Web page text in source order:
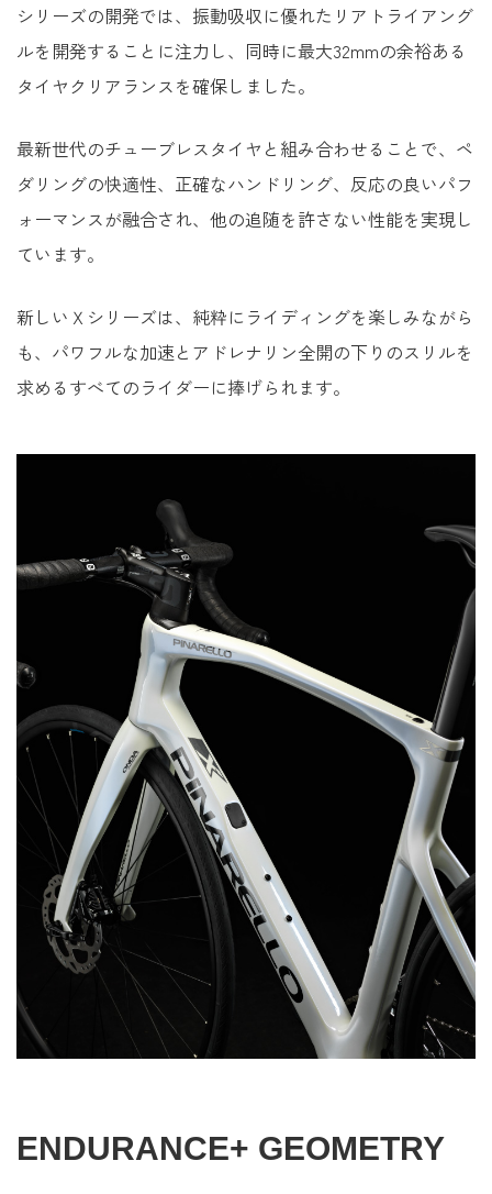
シリーズの開発では、振動吸収に優れたリアトライアング
ルを開発することに注力し、同時に最大32mmの余裕ある
タイヤクリアランスを確保しました。
最新世代のチューブレスタイヤと組み合わせることで、ペ
ダリングの快適性、正確なハンドリング、反応の良いパフ
ォーマンスが融合され、他の追随を許さない性能を実現し
ています。
新しいＸシリーズは、純粋にライディングを楽しみながら
も、パワフルな加速とアドレナリン全開の下りのスリルを
求めるすべてのライダーに捧げられます。
ENDURANCE+ GEOMETRY